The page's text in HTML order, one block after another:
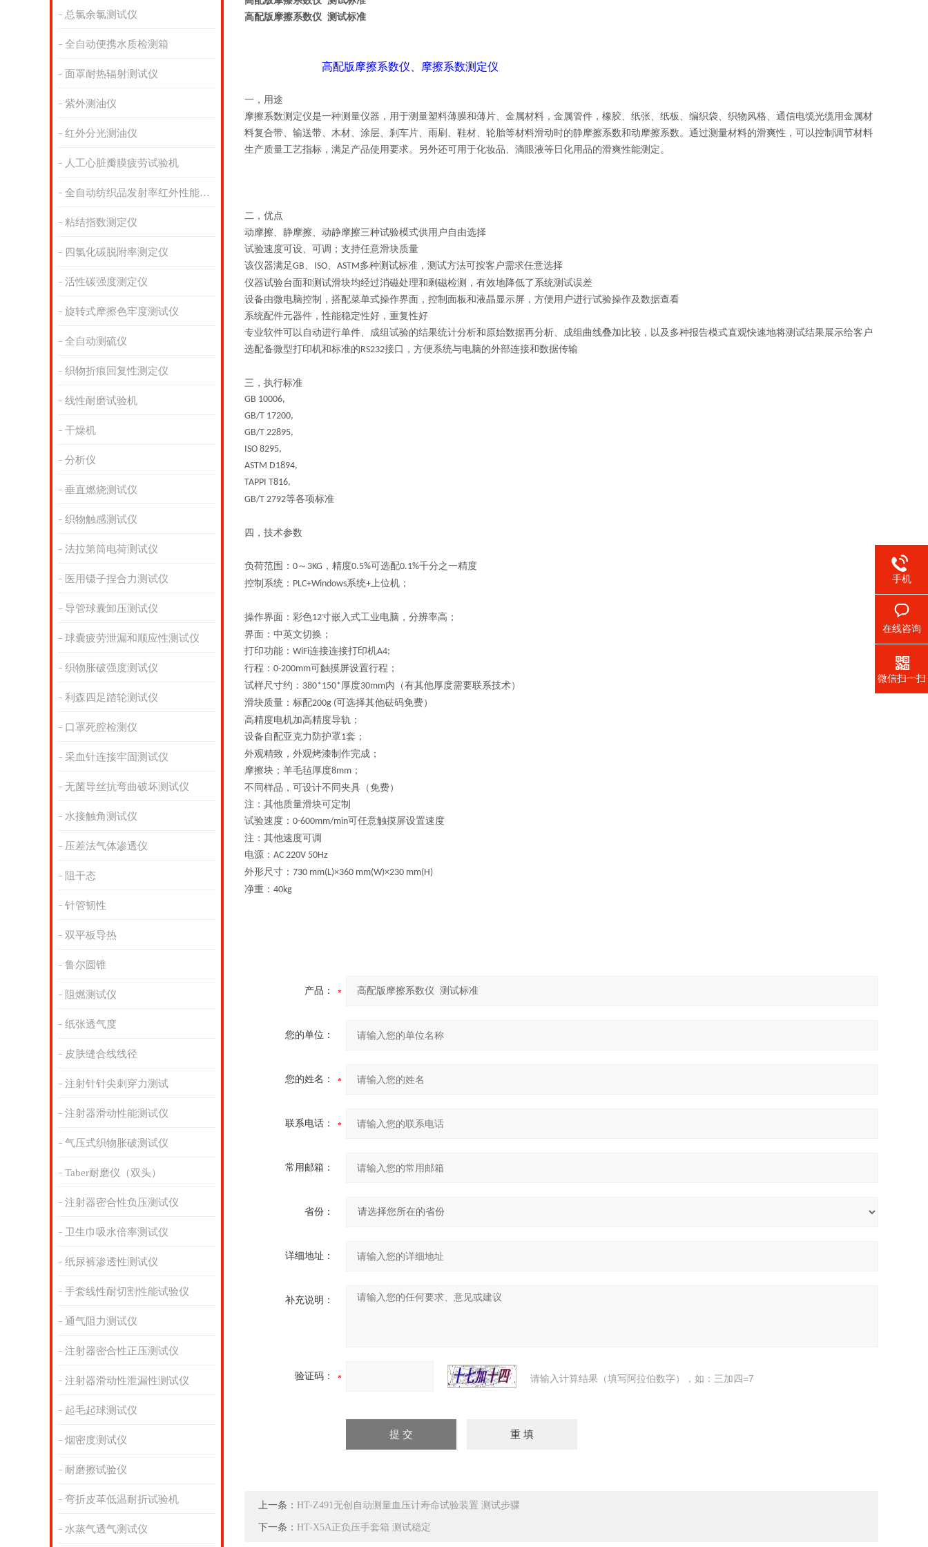
总氯余氯测试仪
全自动便携水质检测箱
面罩耐热辐射测试仪
紫外测油仪
红外分光测油仪
人工心脏瓣膜疲劳试验机
全自动纺织品发射率红外性能分析
粘结指数测定仪
四氯化碳脱附率测定仪
活性碳强度测定仪
旋转式摩擦色牢度测试仪
全自动测硫仪
织物折痕回复性测定仪
线性耐磨试验机
干燥机
分析仪
垂直燃烧测试仪
织物触感测试仪
法拉第筒电荷测试仪
医用镊子捏合力测试仪
导管球囊卸压测试仪
球囊疲劳泄漏和顺应性测试仪
织物胀破强度测试仪
利森四足踏轮测试仪
口罩死腔检测仪
采血针连接牢固测试仪
无菌导丝抗弯曲破坏测试仪
水接触角测试仪
压差法气体渗透仪
阻干态
针管韧性
双平板导热
鲁尔圆锥
阻燃测试仪
纸张透气度
皮肤缝合线线径
注射针针尖刺穿力测试
注射器滑动性能测试仪
气压式织物胀破测试仪
Taber耐磨仪（双头）
注射器密合性负压测试仪
卫生巾吸水倍率测试仪
纸尿裤渗透性测试仪
手套线性耐切割性能试验仪
通气阻力测试仪
注射器密合性正压测试仪
注射器滑动性泄漏性测试仪
起毛起球测试仪
烟密度测试仪
耐磨擦试验仪
弯折皮革低温耐折试验机
水蒸气透气测试仪
高配版摩擦系数仪 测试标准
高配版 摩擦系数仪 摩擦系数测定仪
一，用途
摩擦系数测定仪是一种测量仪器，用于测量塑料薄膜和薄片、 金属材料，金属管件， 橡胶、纸张、纸板、编织袋、织物风格、通信电缆光缆用金属材
料复合带、输送带、木材、涂层、刹车片、雨刷、鞋材、轮胎等材料滑动时的静摩擦系数和动摩擦系数。通过测量材料的滑爽性，可以控制调节材料
生产质量工艺指标，满足产品使用要求。另外还可用于化妆品、滴眼液等日化用品的滑爽性能测定。
二，优点
动摩擦、静摩擦、动静摩擦三种试验模式供用户自由选择
试验速度可设、可调；支持任意滑块质量
该仪器满足GB、 ISO、 ASTM多种测试标准，测试方法可按客户需求任意选择
仪器试验台面和测试滑块均经过消磁处理和剩磁检测，有效地降低了系统测试误差
设备由微电脑控制，搭配菜单式操作界面，控制面板和液晶显示屏 ，方便用户进行试验操作及数据查看
系统配件元器件，性能稳定性好，重复性好
专业软件可以自动进行单件、成组试验的结果统计分析和原始数据再分析、成组曲线叠加比较，以及多种报告模式直观快速地将测试结果展示给客户
选配备微型打印机和标准的RS232接口 ，方便系统与电脑的外部连接和数据传输
三，执行标准
GB 10006,
GB/T 17200,
GB/T 22895,
ISO 8295,
ASTM D1894,
TAPPI T816,
GB/T 2792等各项标准
四，技术参数
负荷范围： 0 ～ 3KG ，精度0.5%可选配0.1%千分之一精度
控制系统： PLC+Windows系统+上位机；
操作界面：彩色12寸嵌入式工业电脑，分辨率高；
界面：中英文切换；
打印功能： WiFi连接连接打印机A4;
行程： 0-200mm可触摸屏设置行程；
试样尺寸约： 380*150*厚度30mm内（有其他厚度需要联系技术）
滑块质量： 标配200g (可选择其他砝码免费）
高精度电机加高精度导轨；
设备自配亚克力防护罩1套；
外观精致，外观烤漆制作完成；
摩擦块；羊毛毡厚度8mm ；
不同样品，可设计不同夹具（免费）
注：其他质量滑块可定制
试验速度： 0-600mm/min可任意触摸屏设置速度
注：其他速度可调
电源： AC 220V 50Hz
外形尺寸： 730 mm(L)×360 mm(W)×230 mm(H)
净重： 40kg
产品：
您的单位：
您的姓名：
联系电话：
常用邮箱：
省份：
详细地址：
补充说明：
验证码： 请输入计算结果（填写阿拉伯数字），如：三加四=7
上一条： HT-Z491无创自动测量血压计寿命试验装置 测试步骤
下一条： HT-X5A正负压手套箱 测试稳定
手机
在线咨询
微信扫一扫